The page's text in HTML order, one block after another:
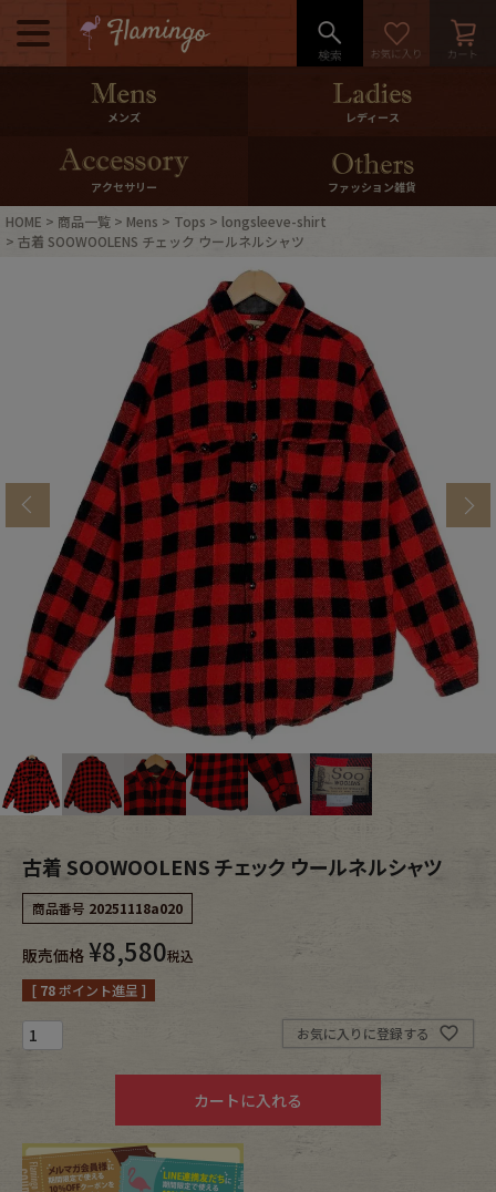
メニュー
500pt＆10％Offクーポンプレゼン
10％0ffクーポンプレゼント
ログイン・会員登録 LINE ID連携
マイページ
ご利用ガイド International Shipping
店舗紹介 特集一覧
ブランドから探す スタッフコーディネート
年代から探す 古着卸DOCK
メンズ商品カテゴリーから探す
Bottoms Fafatt
レディース商品カテゴリーから探す
Tops
Outer
Kidswear
小物・アクセサリーから探す
Eye Wear
メンズ レディース
アクセサリー ファッション雑貨
HOME 商品一覧 Mens Tops
longsleeve-shirt
古着 SOOWOOLENS チェック ウールネルシャツ
古着 SOOWOOLENS チェック ウールネルシャツ
商品番号 20251118a020
販売価格 ¥8,580税込
[ 78ポイント進呈 ]
お気に入りに登録する
カートに入れる